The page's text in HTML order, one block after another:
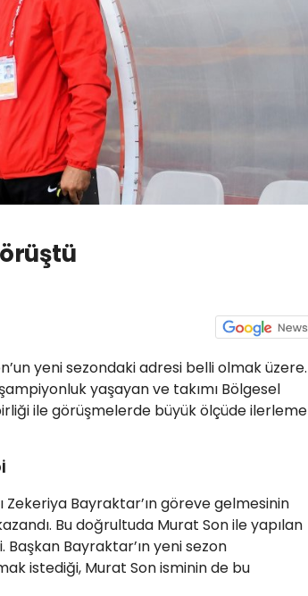
yeni sezondaki adresi belli olmak üzere.
yaşayan ve takımı Bölgesel
ile görüşmelerde büyük ölçüde ilerleme
Bayraktar’ın göreve gelmesinin
Bu doğrultuda Murat Son ile yapılan
Bayraktar’ın yeni sezon
istediği, Murat Son isminin de bu